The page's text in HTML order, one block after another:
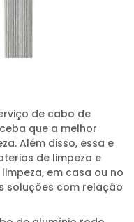
de cabo de
que a melhor
Além disso, essa e
de limpeza e
em casa ou no
soluções com relação